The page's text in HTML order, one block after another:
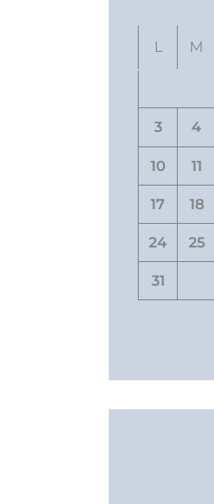
L M
3 4
10 11
17 18
24 25
31